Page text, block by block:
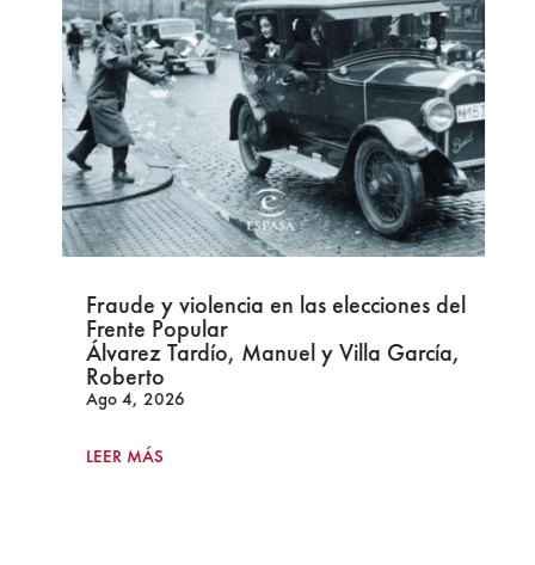
Fraude y violencia en las elecciones del
Frente Popular
Álvarez Tardío, Manuel y Villa García,
Roberto
Ago 4, 2026
LEER MÁS